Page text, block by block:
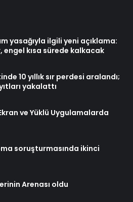
yasağıyla ilgili yeni açıklama:
kısa sürede kalkacak
10 yıllık sır perdesi aralandı;
yakalattı
ve Yüklü Uygulamalarda
soruşturmasında ikinci
Arenası oldu